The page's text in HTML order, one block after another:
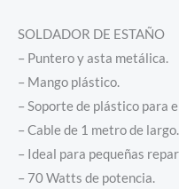
SOLDADOR DE ESTAÑO
– Puntero y asta metálica.
– Mango plástico.
– Soporte de plástico para
– Cable de 1 metro de largo.
– Ideal para pequeñas
– 70 Watts de potencia.